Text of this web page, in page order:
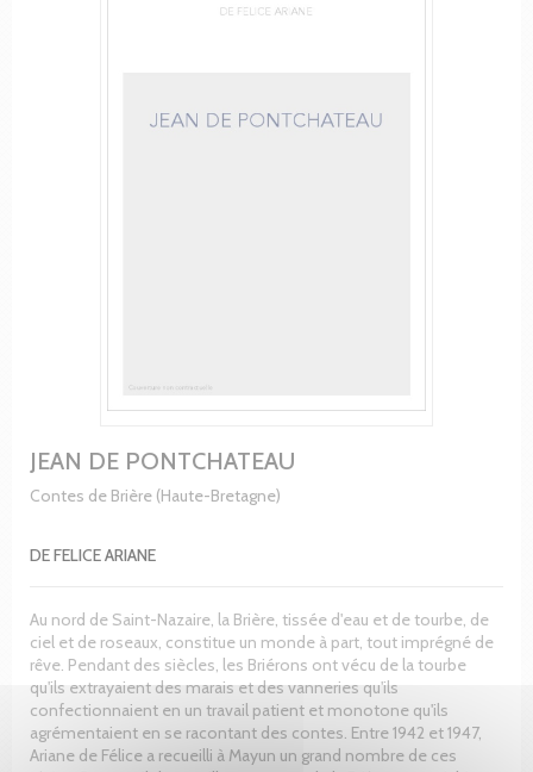
JEAN DE PONTCHATEAU
Contes de Brière (Haute-Bretagne)
DE FELICE ARIANE
Au nord de Saint-Nazaire, la Brière, tissée d'eau et de tourbe, de
ciel et de roseaux, constitue un monde à part, tout imprégné de
rêve. Pendant des siècles, les Briérons ont vécu de la tourbe
qu'ils extrayaient des marais et des vanneries qu'ils
confectionnaient en un travail patient et monotone qu'ils
agrémentaient en se racontant des contes. Entre 1942 et 1947,
Ariane de Félice a recueilli à Mayun un grand nombre de ces